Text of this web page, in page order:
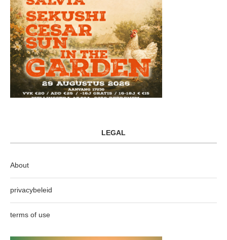
LEGAL
About
privacybeleid
terms of use